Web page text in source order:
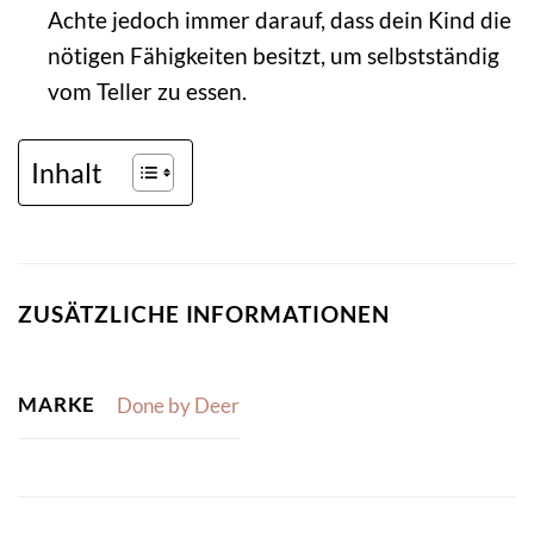
Achte jedoch immer darauf, dass dein Kind die
nötigen Fähigkeiten besitzt, um selbstständig
vom Teller zu essen.
Inhalt
ZUSÄTZLICHE INFORMATIONEN
MARKE Done by Deer